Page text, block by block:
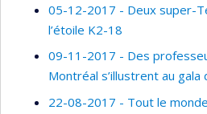
05-12-2017 - Deux super-
l’étoile K2-18
09-11-2017 - Des
Montréal s’illustrent au gala
22-08-2017 - Tout le monde